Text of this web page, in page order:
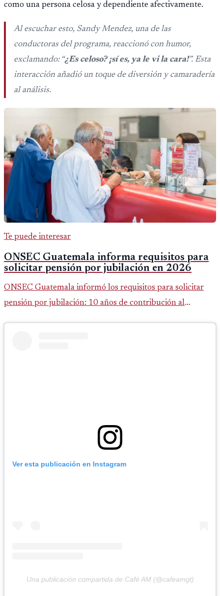
como una persona celosa y dependiente afectivamente.
Al escuchar esto, Sandy Mendez, una de las
conductoras del programa, reaccionó con humor,
exclamando: “¿Es celoso? ¡sí es, ya le vi la cara!”. Esta
interacción añadió un toque de diversión y camaradería
al análisis.
Te puede interesar
ONSEC Guatemala informa requisitos para
solicitar pensión por jubilación en 2026
ONSEC Guatemala informó los requisitos para solicitar
pensión por jubilación: 10 años de contribución al
Ver esta publicación en Instagram
Una publicación compartida de Café AM (@cafeamgt)